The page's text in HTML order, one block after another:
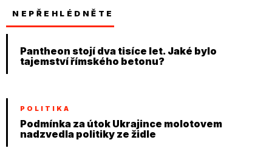
NEPŘEHLÉDNĚTE
Pantheon stojí dva tisíce let. Jaké bylo
tajemství římského betonu?
POLITIKA
Podmínka za útok Ukrajince molotovem
nadzvedla politiky ze židle